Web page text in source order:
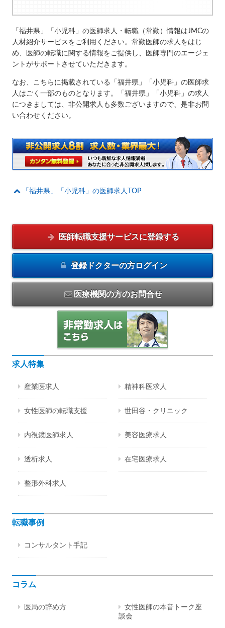
「福井県」「小児科」の医師求人・転職（常勤）情報はJMCの
人材紹介サービスをご利用ください。常勤医師の求人をはじ
め、医師の転職に関する情報をご提供し、医師専門のエージェ
ントがサポートさせていただきます。
なお、こちらに掲載されている「福井県」「小児科」の医師求
人はごく一部のものとなります。「福井県」「小児科」の求人
につきましては、非公開求人も多数ございますので、是非お問
い合わせください。
「福井県」「小児科」の医師求人TOP
医師転職支援サービスに登録する
登録ドクターの方ログイン
医療機関の方のお問合せ
求人特集
産業医求人 精神科医求人
女性医師の転職支援 世田谷・クリニック
内視鏡医師求人 美容医療求人
透析求人 在宅医療求人
整形外科求人
転職事例
コンサルタント手記
コラム
医局の辞め方
女性医師の本音トーク座
談会